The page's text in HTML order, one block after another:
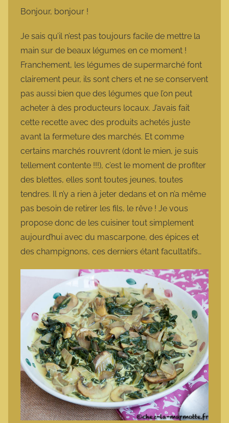
o
t
t
e
Bonjour, bonjour !
Je sais qu’il n’est pas toujours facile de mettre la
main sur de beaux légumes en ce moment !
Franchement, les légumes de supermarché font
clairement peur, ils sont chers et ne se conservent
pas aussi bien que des légumes que l’on peut
acheter à des producteurs locaux. J’avais fait
cette recette avec des produits achetés juste
avant la fermeture des marchés. Et comme
certains marchés rouvrent (dont le mien, je suis
tellement contente !!!), c’est le moment de profiter
des blettes, elles sont toutes jeunes, toutes
tendres. Il n’y a rien à jeter dedans et on n’a même
pas besoin de retirer les fils, le rêve ! Je vous
propose donc de les cuisiner tout simplement
aujourd’hui avec du mascarpone, des épices et
des champignons, ces derniers étant facultatifs…